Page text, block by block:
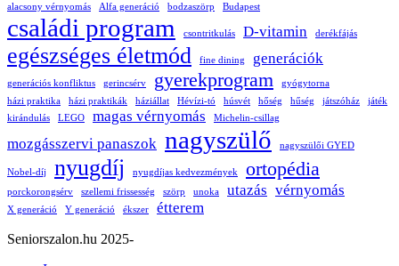
alacsony vérnyomás Alfa generáció bodzaszörp Budapest
családi program csontritkulás D-vitamin derékfájás
egészséges életmód fine dining generációk
generációs konfliktus gerincsérv gyerekprogram
gyógytorna
házi praktika
házi praktikák háziállat Hévízi-tó húsvét hőség hűség játszóház
játék
kirándulás
LEGO magas vérnyomás Michelin-csillag
mozgásszervi panaszok nagyszülő nagyszülői GYED
Nobel-díj nyugdíj nyugdíjas kedvezmények ortopédia
porckorongsérv szellemi frissesség szörp unoka utazás vérnyomás
X generáció Y generáció ékszer étterem
Seniorszalon.hu 2025-